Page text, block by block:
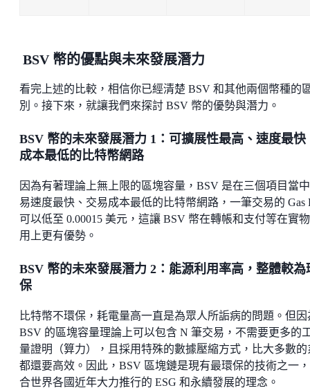
BSV 幣的優點與未來發展潛力
看完上述的比較，相信你已經清楚 BSV 和其他兩個幣種的
別。接下來，就讓我們來探討 BSV 幣的優勢與潛力。
BSV 幣的未來發展潛力 1：可擴展性最高、速度最快
成本最低的比特幣網路
因為有著理論上無上限的區塊容量，BSV 是在三個項目當
易速度最快、交易成本最低的比特幣網路，一筆交易的 Gas
可以低至 0.00015 美元，這讓 BSV 幣在轉帳和支付等在實
用上更有優勢。
BSV 幣的未來發展潛力 2：能源利用率高，整體較為
保
比特幣不環保，耗電量高一直是為眾人所詬病的問題。但因
BSV 的區塊容量理論上可以包含 N 筆交易，不需要更多的
量證明（算力），且採用特殊的數據壓縮方式，比大多數的
都還要高效。因此，BSV 區塊鏈是現有最環保的技術之一
合世界各國近年大力推行的 ESG 和永續發展的理念。